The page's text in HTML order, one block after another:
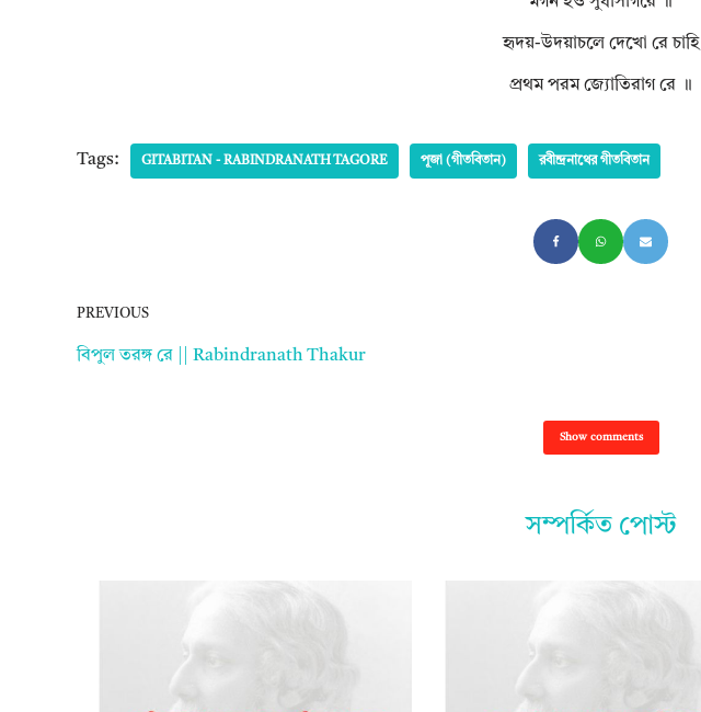
হৃদয়-উদয়াচলে দেখো রে চাহি
প্রথম পরম জ্যোতিরাগ রে ॥
Tags: GITABITAN - RABINDRANATH TAGORE পূজা (গীতবিতান) রবীন্দ্রনাথের গীতবিতান
PREVIOUS
বিপুল তরঙ্গ রে || Rabindranath Thakur
Show comments
সম্পর্কিত পোস্ট